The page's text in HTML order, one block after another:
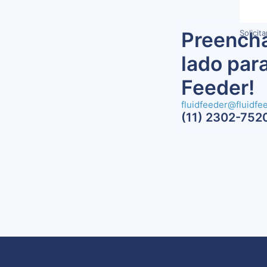
lado
Feeder!
(11) 2302-